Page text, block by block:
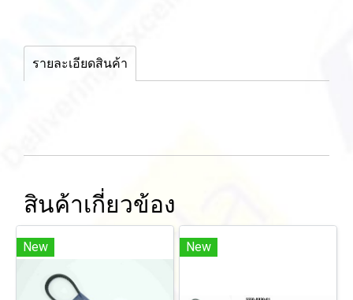
รายละเอียดสินค้า
สินค้าเกี่ยวข้อง
New New